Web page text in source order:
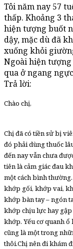
Tôi năm nay 57
thấp. Khoảng 3
hiện tượng buốt
dậy, mặc dù đã
xuống khỏi
Ngoài hiện
qua ở ngang
Trả lời:
Chào chị,
Chị đã có tiền sử bị
đó phải dùng thuốc
đến nay vẫn chưa
tiên là cảm giác đau
một cách bình
khớp gối, khớp vai,
khớp bàn tay – ngón
khớp chịu lực hay
khớp. Yếu cơ quanh
cũng là một trong
thôi.Chị nên đi khám